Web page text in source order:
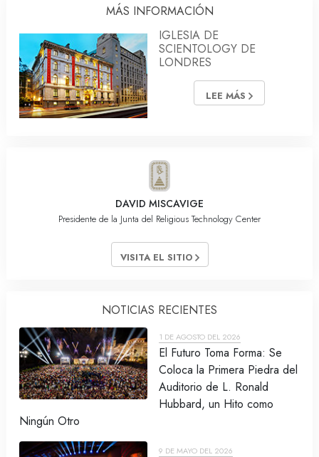
MÁS INFORMACIÓN
IGLESIA DE
SCIENTOLOGY DE
LONDRES
LEE MÁS
DAVID MISCAVIGE
Presidente de la Junta del Religious Technology Center
VISITA EL SITIO
NOTICIAS RECIENTES
1 DE AGOSTO DEL 2026
El Futuro Toma Forma: Se
Coloca la Primera Piedra del
Auditorio de L. Ronald
Hubbard, un Hito como
Ningún Otro
9 DE MAYO DEL 2026